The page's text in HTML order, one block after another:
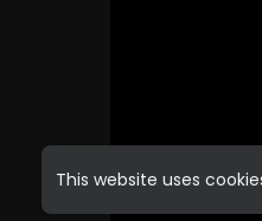
This website uses